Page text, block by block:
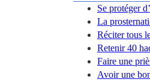
Se protéger
La
Réciter tous
Retenir 40
Faire une
Avoir une